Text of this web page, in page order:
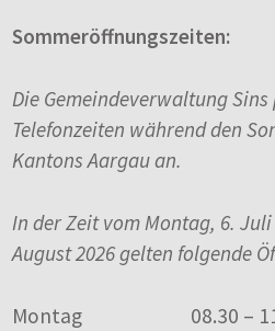
Sommeröffnungszeiten:
Die Gemeindeverwaltung
Telefonzeiten während den
Kantons Aargau an.
In der Zeit vom Montag, 6.
August 2026 gelten folgende
Montag
08.30 –